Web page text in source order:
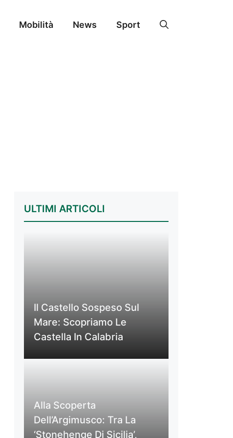
Mobilità News Sport
ULTIMI ARTICOLI
Il Castello Sospeso Sul
Mare: Scopriamo Le
Castella In Calabria
Alla Scoperta
Dell’Argimusco: Tra La
‘Stonehenge Di Sicilia’,